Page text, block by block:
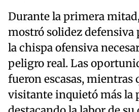
Durante la primera
mostró solidez defensiva
la chispa ofensiva
peligro real. Las
fueron escasas, mientras
visitante inquietó más la